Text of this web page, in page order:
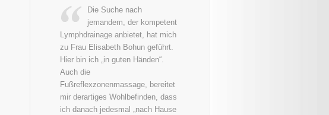
Die Suche nach
jemandem, der kompetent
Lymphdrainage anbietet, hat mich
zu Frau Elisabeth Bohun geführt.
Hier bin ich „in guten Händen“.
Auch die
Fußreflexzonenmassage, bereitet
mir derartiges Wohlbefinden, dass
ich danach jedesmal „nach Hause